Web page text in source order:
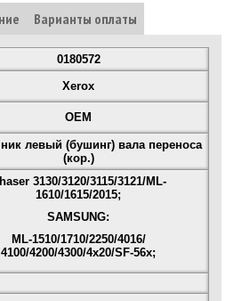
Варианты оплаты
0180572
Xerox
OEM
левый (бушинг) вала переноса
(кор.)
3130/3120/3115/3121/ML-
1610/1615/2015;
SAMSUNG:
ML-1510/1710/2250/4016/
4100/4200/4300/4x20/SF-56x;